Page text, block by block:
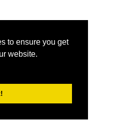
to ensure you get
website.